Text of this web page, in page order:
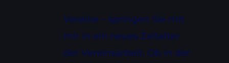
Vereine – springen Sie mit
mir in ein neues Zeitalter
der Vereinsarbeit. Ob in der